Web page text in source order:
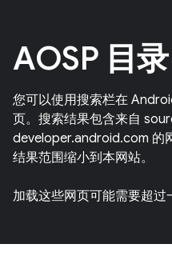
AOSP 目
您可以使用搜索栏在
页。搜索结果包含来自
developer.android.com 的
结果范围缩小到本网站。
加载这些网页可能需要超过